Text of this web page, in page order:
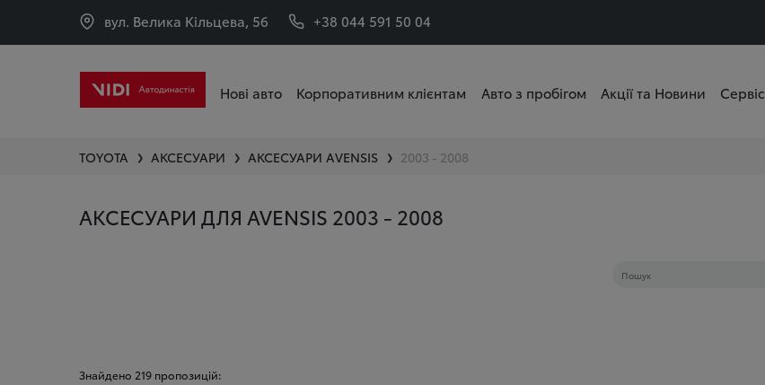
вул. Велика Кільцева, 56 +38 044 591 50 04
Нові авто Корпоративним клієнтам Авто з пробігом Акції та Новини Сервіс
TOYOTA ❯ АКСЕСУАРИ ❯ АКСЕСУАРИ AVENSIS ❯ 2003 - 2008
АКСЕСУАРИ ДЛЯ AVENSIS 2003 - 2008
Знайдено 219пропозицій: